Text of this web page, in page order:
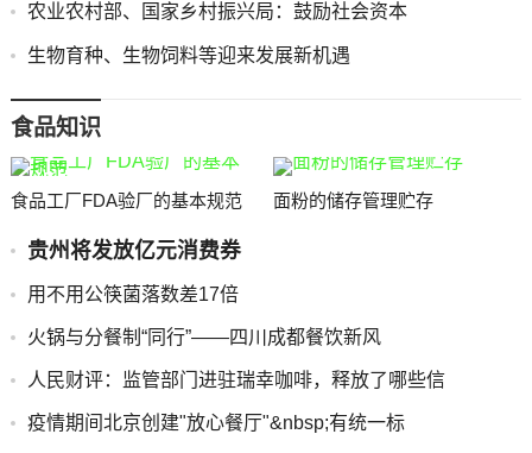
农业农村部、国家乡村振兴局：鼓励社会资本
生物育种、生物饲料等迎来发展新机遇
食品知识
食品工厂FDA验厂的基本规范 面粉的储存管理贮存
贵州将发放亿元消费券
用不用公筷菌落数差17倍
火锅与分餐制“同行”――四川成都餐饮新风
人民财评：监管部门进驻瑞幸咖啡，释放了哪些信
疫情期间北京创建"放心餐厅"&nbsp;有统一标